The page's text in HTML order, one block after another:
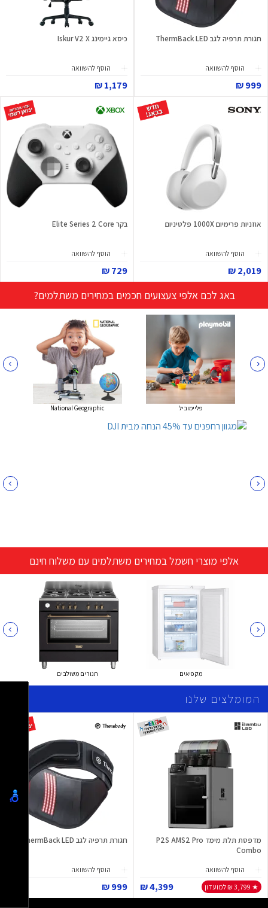
חגורת תרפיה לגב ThermBack LED
הוסף להשוואה
999 ₪
כיסא גיימינג Iskur V2 X
הוסף להשוואה
1,179 ₪
אוזניות פרימיום 1000X פלטיניום
הוסף להשוואה
2,019 ₪
בקר Elite Series 2 Core
הוסף להשוואה
729 ₪
באג לכם אלפי צעצועים חכמים במחירים משתלמים?
National Geographic פליימוביל
אלפי מוצרי חשמל במחירים משתלמים עם משלוח חינם
תנורים משולבים מקפיאים
המומלצים שלנו
מדפסת תלת מימד P2S AMS2 Pro
Combo
הוסף להשוואה
★ 3,799 ₪ למועדון
4,399 ₪
חגורת תרפיה לגב ThermBack LED
הוסף להשוואה
999 ₪